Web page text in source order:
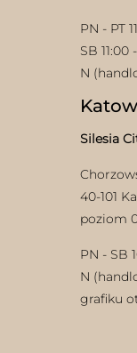
PN - PT
SB 11:00
N
Silesia
40-101
poziom
PN - SB
N